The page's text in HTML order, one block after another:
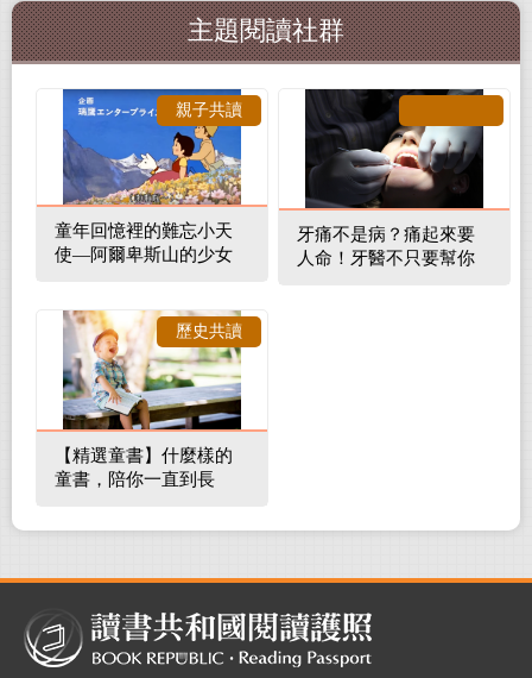
主題閱讀社群
童年回憶裡的難忘小天
使—阿爾卑斯山的少女
親子共讀
牙痛不是病？痛起來要
人命！牙醫不只要幫你
【精選童書】什麼樣的
童書，陪你一直到長
歷史共讀